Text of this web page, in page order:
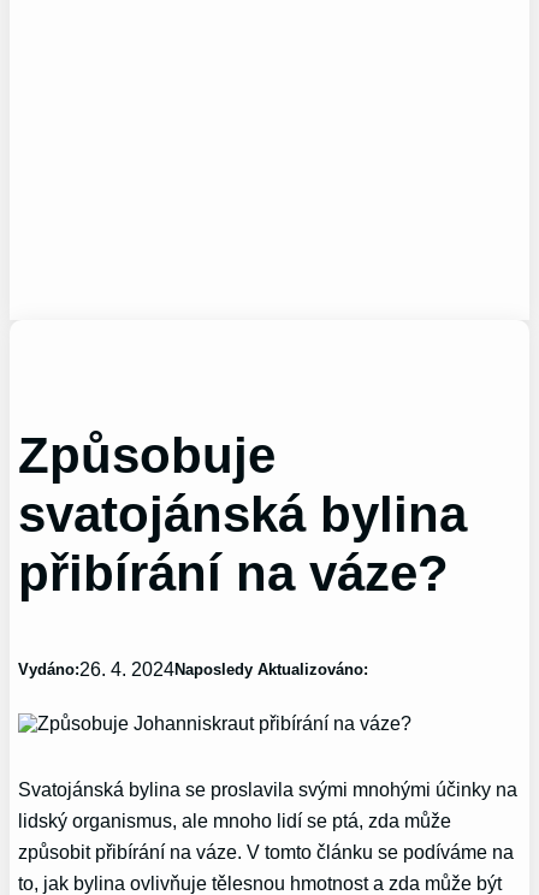
Způsobuje
svatojánská bylina
přibírání na váze?
Vydáno:26. 4. 2024Naposledy Aktualizováno:
Svatojánská bylina se proslavila svými mnohými účinky na
lidský organismus, ale mnoho lidí se ptá, zda může
způsobit přibírání na váze. V tomto článku se podíváme na
to, jak bylina ovlivňuje tělesnou hmotnost a zda může být